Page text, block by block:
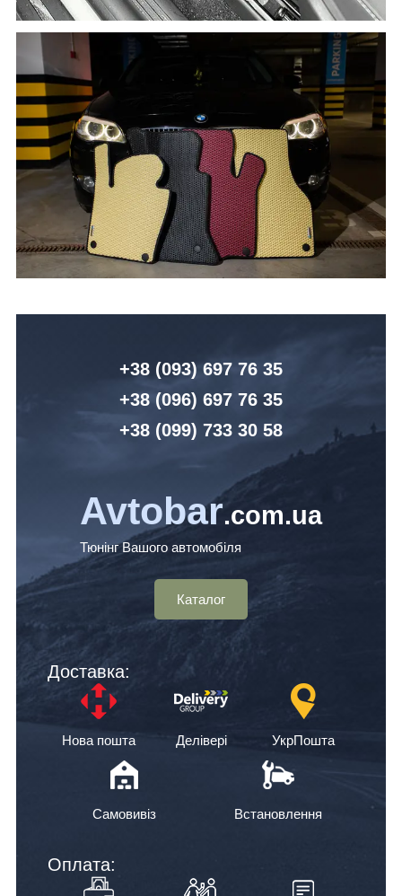
+38 (093) 697 76 35
+38 (096) 697 76 35
+38 (099) 733 30 58
Avtobar.com.ua
Тюнінг Вашого автомобіля
Каталог
Доставка:
Нова пошта Делівері УкрПошта
Самовивіз Встановлення
Оплата: